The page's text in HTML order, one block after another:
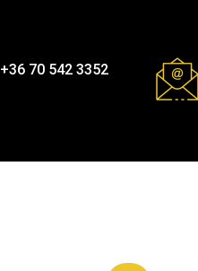
+36 70 542 3352